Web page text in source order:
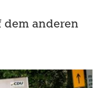
dem anderen